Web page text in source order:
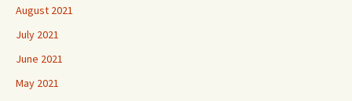
August 2021
July 2021
June 2021
May 2021